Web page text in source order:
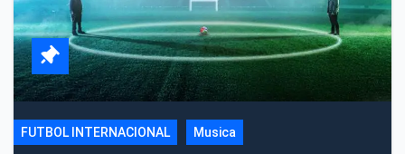
FUTBOL INTERNACIONAL Musica